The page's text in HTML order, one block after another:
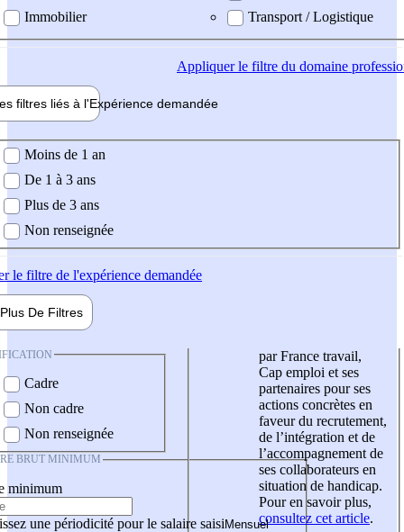
Immobilier
Transport / Logistique
Appliquerle filtre du domaine
filtres liés à l'Expérience demandée
demandée
Moins de 1 an
De 1 à 3 ans
Plus de 3 ans
Non renseignée
le filtre de l'expérience demandée
Plus De Filtres
Cadre
Non cadre
Non renseignée
BRUT MINIMUM
minimum
une périodicité pour le salaire saisi
par France travail,
Cap emploi et ses
partenaires pour ses
actions concrètes en
faveur du recrutement,
de l’intégration et de
l’accompagnement de
ses collaborateurs en
situation de handicap.
Pour en savoir plus,
consultez cet article.